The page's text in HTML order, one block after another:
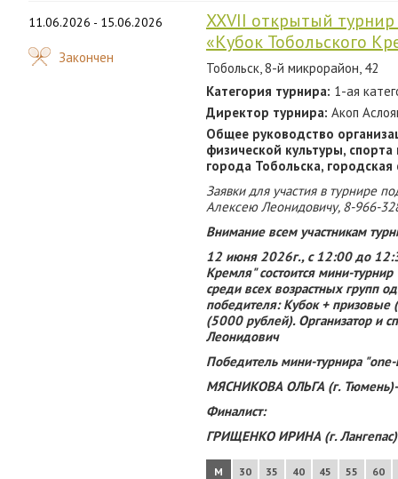
11.06.2026 - 15.06.2026
Закончен
XXVII открытый
«Кубок Тобольского
Тобольск, 8-й микрорайон, 42
Категория турнира: 1-ая
Директор турнира: Акоп
Общее руководство
физической культуры,
города Тобольска,
Заявки для участия в турнире
Алексею Леонидовичу, 8-966-
Внимание всем участникам
12 июня 2026г., с 12:00 до
Кремля" состоится мини-
среди всех возрастных групп
победителя: Кубок +
(5000 рублей). Организатор и
Леонидович
Победитель мини-турнира
МЯСНИКОВА ОЛЬГА (г.
Финалист:
ГРИЩЕНКО ИРИНА (г.
М 30 35 40 45 55 60